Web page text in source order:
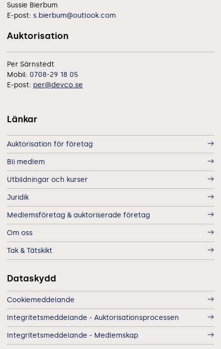
Sussie Bierbum
E-post: s.bierbum@outlook.com
Auktorisation
Per Särnstedt
Mobil: 0708-29 18 05
E-post: per@devco.se
Länkar
Auktorisation för företag
Bli medlem
Utbildningar och kurser
Juridik
Medlemsföretag & auktoriserade företag
Om oss
Tak & Tätskikt
Dataskydd
Cookiemeddelande
Integritetsmeddelande - Auktorisationsprocessen
Integritetsmeddelande - Medlemskap